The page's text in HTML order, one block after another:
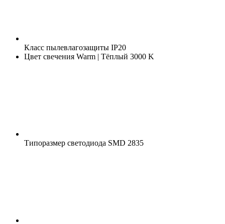
Класс пылевлагозащиты IP20
Цвет свечения Warm | Тёплый 3000 K
Типоразмер светодиода SMD 2835